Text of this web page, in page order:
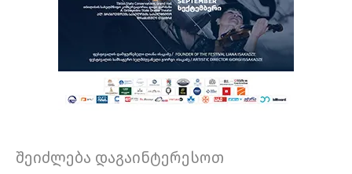
შეიძლება დაგაინტერესოთ